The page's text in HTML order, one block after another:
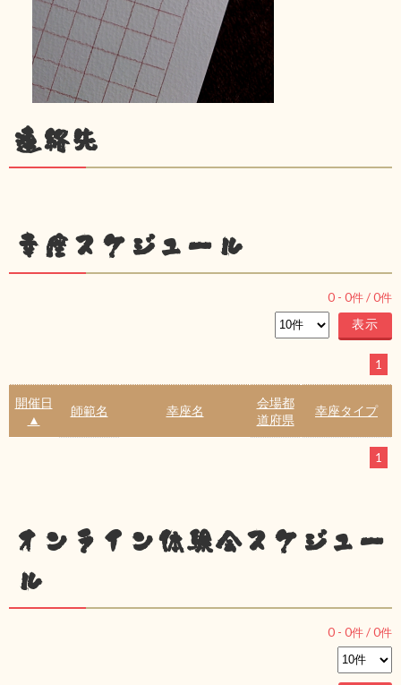
連絡先
幸座スケジュール
0 - 0件 /0件
1
開催日
▲
師範名 幸座名
会場都
道府県
幸座タイプ
1
オンライン体験会スケジュー
ル
0 - 0件 /0件